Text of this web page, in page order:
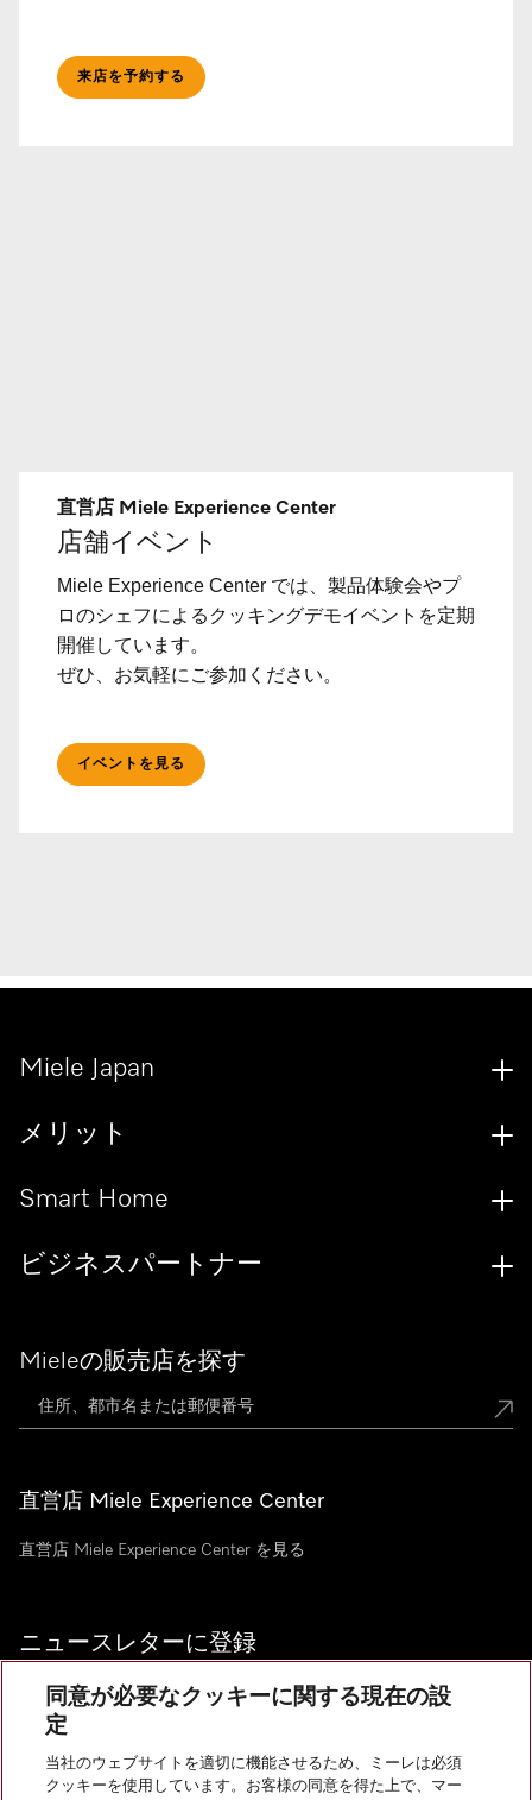
来店を予約する
直営店 Miele Experience Center
店舗イベント
Miele Experience Center では、製品体験会やプ
ロのシェフによるクッキングデモイベントを定期
開催しています。
ぜひ、お気軽にご参加ください。
イベントを見る
Mieleの販売店を探す
直営店 Miele Experience Center
直営店 Miele Experience Center を見る
ニュースレターに登録
お問い合わせ
Miele Japan
メリット
Smart Home
ビジネスパートナー
同意が必要なクッキーに関する現在の設
定
当社のウェブサイトを適切に機能させるため、ミーレは必須
クッキーを使用しています。お客様の同意を得た上で、マー